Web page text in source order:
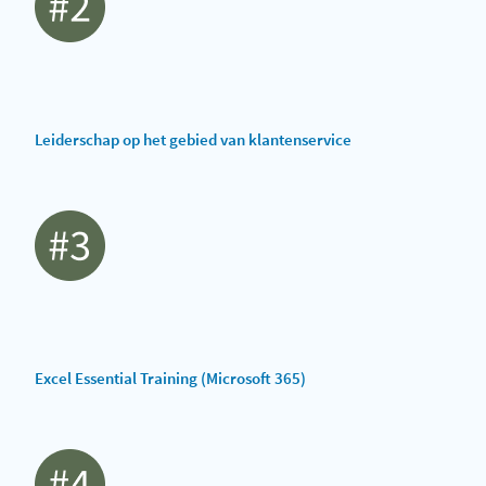
Leiderschap op het gebied van klantenservice
Excel Essential Training (Microsoft 365)